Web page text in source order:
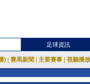
足球資訊
) 賽馬新聞 主要賽事 視聽播